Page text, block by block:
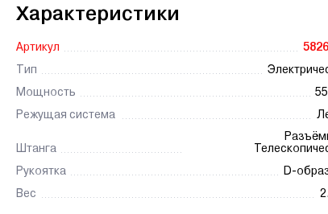
Характеристики
Артикул
Тип
Мощность
Режущая система
Штанга
Рукоятка
D-
Вес